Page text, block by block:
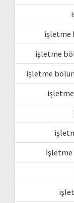
işletme
işletme
işletme
İşletme